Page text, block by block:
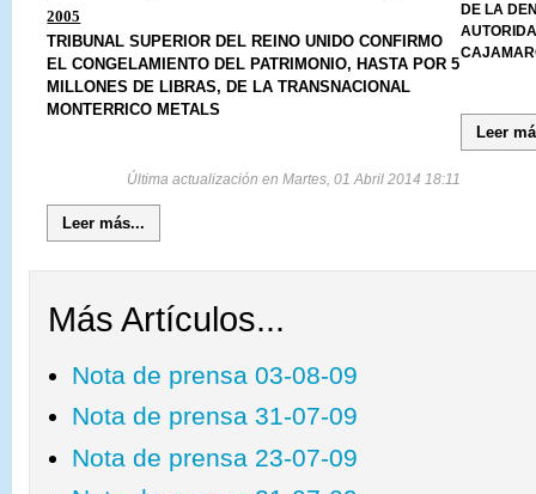
2005
TRIBUNAL SUPERIOR DEL REINO UNIDO CONFIRMO
EL CONGELAMIENTO DEL PATRIMONIO, HASTA POR 5
MILLONES DE LIBRAS, DE LA TRANSNACIONAL
MONTERRICO METALS
Última actualización en Martes, 01 Abril 2014 18:11
Leer más...
DE LA
Leer
Más Artículos...
Nota de prensa 03-08-09
Nota de prensa 31-07-09
Nota de prensa 23-07-09